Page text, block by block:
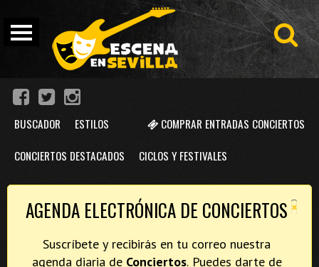
COMPRAR ENTRADAS CONCIERTOS
BUSCADOR ESTILOS
CONCIERTOS DESTACADOS CICLOS Y FESTIVALES
×
AGENDA ELECTRÓNICA DE CONCIERTOS
Suscríbete y recibirás en tu correo nuestra
agenda diaria de Conciertos. Puedes darte de